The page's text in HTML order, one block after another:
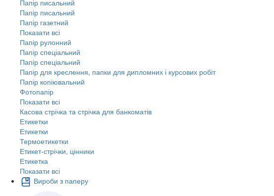
Папір писальний
Папір писальний
Папір газетний
Показати всі
Папір рулонний
Папір спеціальний
Папір спеціальний
Папір для креслення, папки для дипломних і курсових робіт
Папір копіювальний
Фотопапір
Показати всі
Касова стрічка та стрічка для банкоматів
Етикетки
Етикетки
Термоетикетки
Етикет-стрічки, цінники
Етикетка
Показати всі
Вироби з паперу